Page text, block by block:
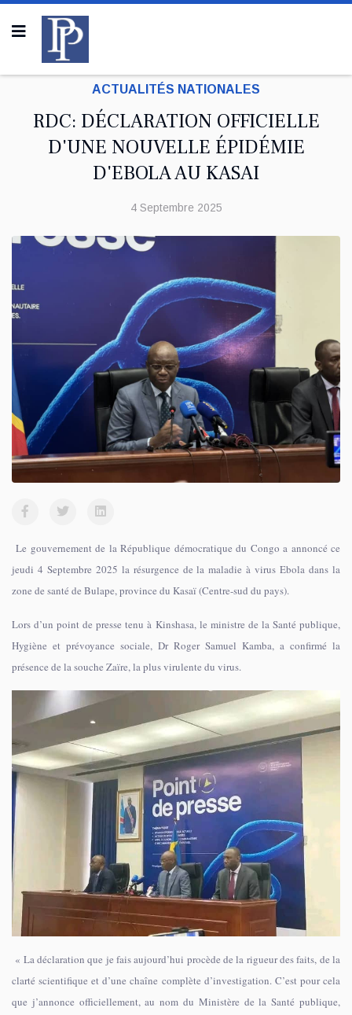
ACTUALITÉS NATIONALES
RDC: DÉCLARATION OFFICIELLE
D'UNE NOUVELLE ÉPIDÉMIE
D'EBOLA AU KASAI
4 Septembre 2025
Le gouvernement de la République démocratique du Congo a annoncé ce
jeudi 4 Septembre 2025 la résurgence de la maladie à virus Ebola dans la
zone de santé de Bulape, province du Kasaï (Centre-sud du pays).
Lors d’un point de presse tenu à Kinshasa, le ministre de la Santé publique,
Hygiène et prévoyance sociale, Dr Roger Samuel Kamba, a confirmé la
présence de la souche Zaïre, la plus virulente du virus.
« La déclaration que je fais aujourd’hui procède de la rigueur des faits, de la
clarté scientifique et d’une chaîne complète d’investigation. C’est pour cela
que j’annonce officiellement, au nom du Ministère de la Santé publique,